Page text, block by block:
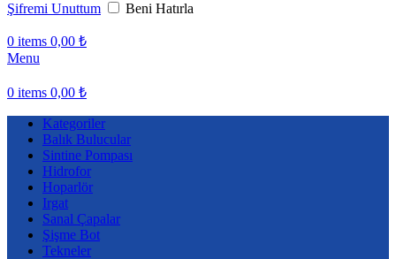
Şifremi Unuttum Beni Hatırla
0 items 0,00 ₺
Menu
0 items 0,00 ₺
Kategoriler
Balık Bulucular
Sintine Pompası
Hidrofor
Hoparlör
Irgat
Sanal Çapalar
Şişme Bot
Tekneler